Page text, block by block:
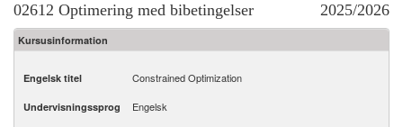
02612 Optimering med bibetingelser 2025/2026
Kursusinformation
Engelsk titel Constrained Optimization
Undervisningssprog Engelsk